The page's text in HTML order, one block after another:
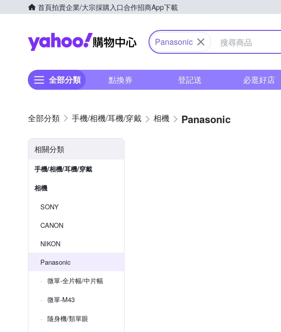
首頁拍賣企業/大宗採購入口合作招商App下載
Yahoo購物中心
Panasonic
全部分類 點換券 登記送 必逛好店
手機/相機/耳機/穿戴 相機 Panasonic
相關分類
手機/相機/耳機/穿戴
相機
SONY
CANON
NIKON
Panasonic
微單-全片幅/中片幅
微單-M43
隨身機/類單眼